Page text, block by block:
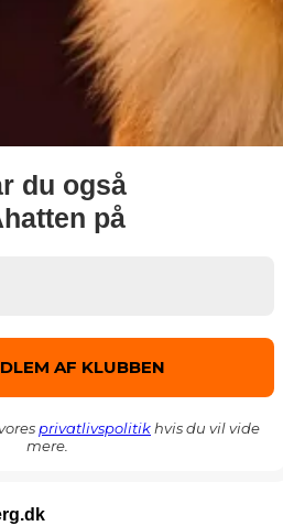
du også
på
privatlivspolitik hvis du vil vide
mere.